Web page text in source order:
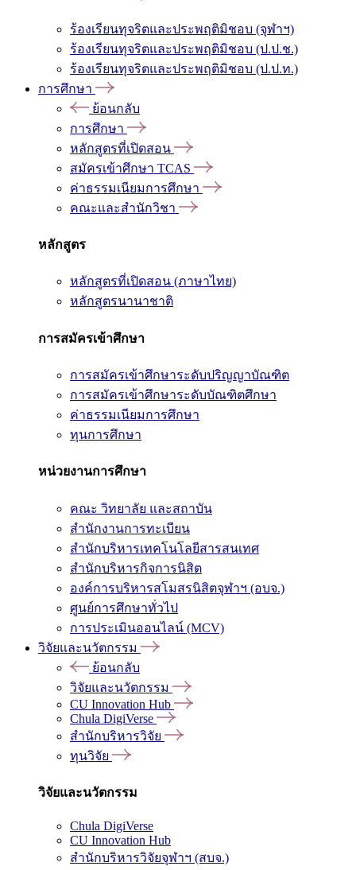
ร้องเรียนทุจริตและประพฤติมิชอบ (จุฬาฯ)
ร้องเรียนทุจริตและประพฤติมิชอบ (ป.ป.ช.)
ร้องเรียนทุจริตและประพฤติมิชอบ (ป.ป.ท.)
การศึกษา
ย้อนกลับ
การศึกษา
หลักสูตรที่เปิดสอน
สมัครเข้าศึกษา TCAS
ค่าธรรมเนียมการศึกษา
คณะและสำนักวิชา
หลักสูตร
หลักสูตรที่เปิดสอน (ภาษาไทย)
หลักสูตรนานาชาติ
การสมัครเข้าศึกษา
การสมัครเข้าศึกษาระดับปริญญาบัณฑิต
การสมัครเข้าศึกษาระดับบัณฑิตศึกษา
ค่าธรรมเนียมการศึกษา
ทุนการศึกษา
หน่วยงานการศึกษา
คณะ วิทยาลัย และสถาบัน
สำนักงานการทะเบียน
สำนักบริหารเทคโนโลยีสารสนเทศ
สำนักบริหารกิจการนิสิต
องค์การบริหารสโมสรนิสิตจุฬาฯ (อบจ.)
ศูนย์การศึกษาทั่วไป
การประเมินออนไลน์ (MCV)
วิจัยและนวัตกรรม
ย้อนกลับ
วิจัยและนวัตกรรม
CU Innovation Hub
Chula DigiVerse
สำนักบริหารวิจัย
ทุนวิจัย
วิจัยและนวัตกรรม
Chula DigiVerse
CU Innovation Hub
สำนักบริหารวิจัยจุฬาฯ (สบจ.)